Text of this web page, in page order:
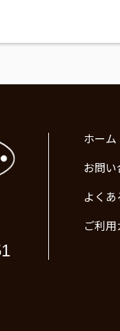
ホーム
お問い
よく
ご利用